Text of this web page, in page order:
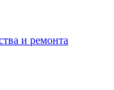
и ремонта